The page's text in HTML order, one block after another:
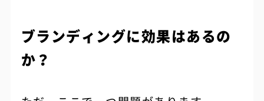
ブランディングに効果はあるの
か？